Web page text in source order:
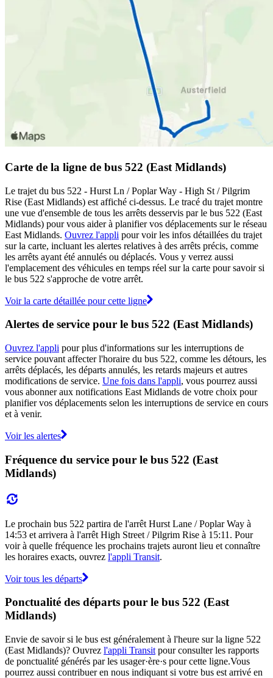
Carte de la ligne de bus 522 (East Midlands)
Le trajet du bus 522 - Hurst Ln / Poplar Way - High St / Pilgrim
Rise (East Midlands) est affiché ci-dessus. Le tracé du trajet montre
une vue d'ensemble de tous les arrêts desservis par le bus 522 (East
Midlands) pour vous aider à planifier vos déplacements sur le réseau
East Midlands. Ouvrez l'appli pour voir les infos détaillées du trajet
sur la carte, incluant les alertes relatives à des arrêts précis, comme
les arrêts ayant été annulés ou déplacés. Vous y verrez aussi
l'emplacement des véhicules en temps réel sur la carte pour savoir si
le bus 522 s'approche de votre arrêt.
Voir la carte détaillée pour cette ligne
Alertes de service pour le bus 522 (East Midlands)
Ouvrez l'appli pour plus d'informations sur les interruptions de
service pouvant affecter l'horaire du bus 522, comme les détours, les
arrêts déplacés, les départs annulés, les retards majeurs et autres
modifications de service. Une fois dans l'appli, vous pourrez aussi
vous abonner aux notifications East Midlands de votre choix pour
planifier vos déplacements selon les interruptions de service en cours
et à venir.
Voir les alertes
Fréquence du service pour le bus 522 (East
Midlands)
Le prochain bus 522 partira de l'arrêt Hurst Lane / Poplar Way à
14:53 et arrivera à l'arrêt High Street / Pilgrim Rise à 15:11. Pour
voir à quelle fréquence les prochains trajets auront lieu et connaître
les horaires exacts, ouvrez l'appli Transit.
Voir tous les départs
Ponctualité des départs pour le bus 522 (East
Midlands)
Envie de savoir si le bus est généralement à l'heure sur la ligne 522
(East Midlands)? Ouvrez l'appli Transit pour consulter les rapports
de ponctualité générés par les usager·ère·s pour cette ligne.Vous
pourrez aussi contribuer en nous indiquant si votre bus est arrivé en